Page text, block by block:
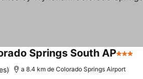
Springs South AP3
a 8.4 km de Colorado Springs Airport